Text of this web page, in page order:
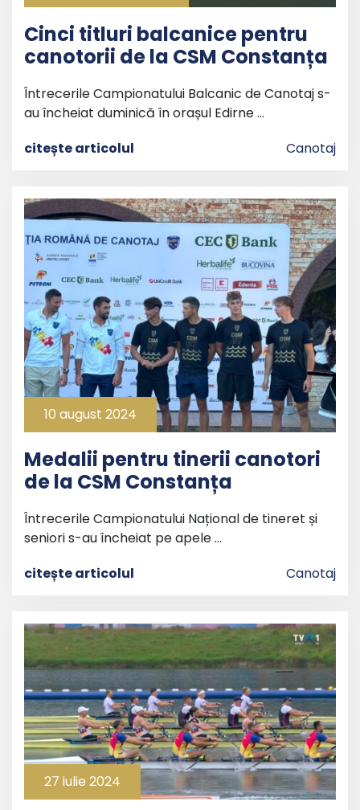
Cinci titluri balcanice pentru
canotorii de la CSM Constanța
Întrecerile Campionatului Balcanic de Canotaj s-
au încheiat duminică în orașul Edirne …
citește articolul
Canotaj
10 august 2024
Medalii pentru tinerii canotori
de la CSM Constanța
Întrecerile Campionatului Național de tineret și
seniori s-au încheiat pe apele …
citește articolul
Canotaj
27 iulie 2024